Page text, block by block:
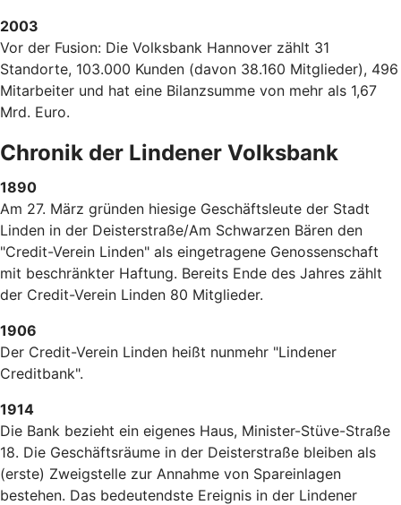
2003
Vor der Fusion: Die Volksbank Hannover zählt 31
Standorte, 103.000 Kunden (davon 38.160 Mitglieder), 496
Mitarbeiter und hat eine Bilanzsumme von mehr als 1,67
Mrd. Euro.
Chronik der Lindener Volksbank
1890
Am 27. März gründen hiesige Geschäftsleute der Stadt
Linden in der Deisterstraße/Am Schwarzen Bären den
"Credit-Verein Linden" als eingetragene Genossenschaft
mit beschränkter Haftung. Bereits Ende des Jahres zählt
der Credit-Verein Linden 80 Mitglieder.
1906
Der Credit-Verein Linden heißt nunmehr "Lindener
Creditbank".
1914
Die Bank bezieht ein eigenes Haus, Minister-Stüve-Straße
18. Die Geschäftsräume in der Deisterstraße bleiben als
(erste) Zweigstelle zur Annahme von Spareinlagen
bestehen. Das bedeutendste Ereignis in der Lindener